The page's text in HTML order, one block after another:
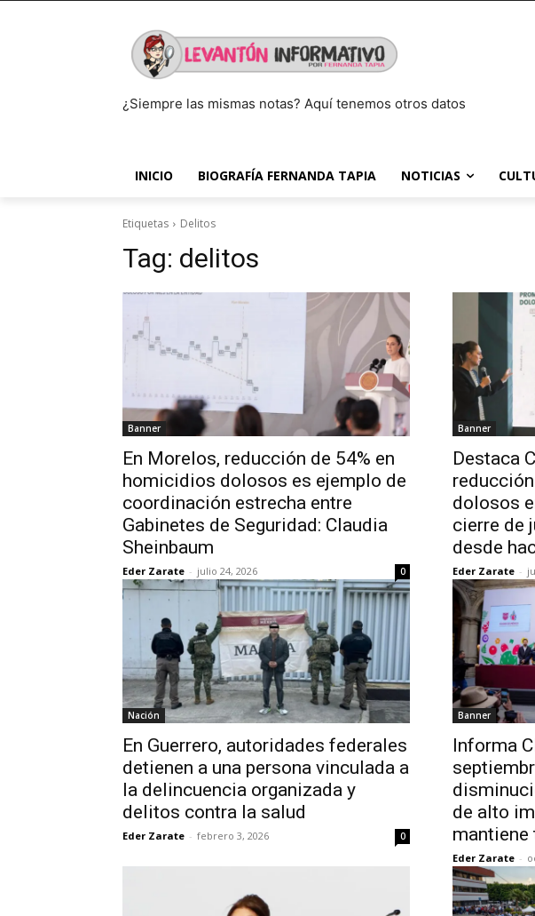
¿Siempre las mismas notas? Aquí tenemos otros datos
INICIO BIOGRAFÍA FERNANDA TAPIA NOTICIAS
Etiquetas Delitos
Tag: delitos
Banner
En Morelos, reducción de 54% en
homicidios dolosos es ejemplo de
coordinación estrecha entre
Gabinetes de Seguridad: Claudia
Sheinbaum
Eder Zarate - julio 24, 2026 0
Banner
Destaca
dolosos
cierre de
desde
Eder Zarate -
Nación
En Guerrero, autoridades federales
detienen a una persona vinculada a
la delincuencia organizada y
delitos contra la salud
Eder Zarate - febrero 3, 2026 0
Banner
Informa
de alto
mantiene
Eder Zarate -